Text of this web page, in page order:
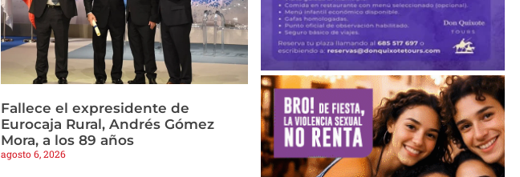
Fallece el expresidente de
Eurocaja Rural, Andrés Gómez
Mora, a los 89 años
agosto 6, 2026